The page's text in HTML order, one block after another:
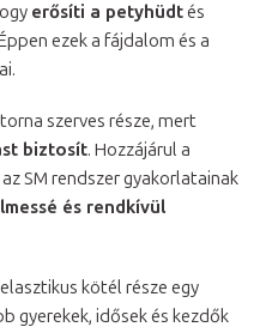
erősíti a petyhüdtés
ezek a fájdalom és a
szerves része, mert
biztosít. Hozzájárul a
SM rendszer gyakorlatainak
és rendkívül
kötél része egy
gyerekek, idősek és kezdők